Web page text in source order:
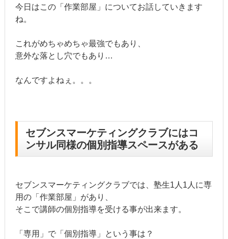
今日はこの「作業部屋」についてお話していきます
ね。
これがめちゃめちゃ最強でもあり、
意外な落とし穴でもあり…
なんですよねぇ。。。
セブンスマーケティングクラブにはコ
ンサル同様の個別指導スペースがある
セブンスマーケティングクラブでは、塾生1人1人に専
用の「作業部屋」があり、
そこで講師の個別指導を受ける事が出来ます。
「専用」で「個別指導」という事は？